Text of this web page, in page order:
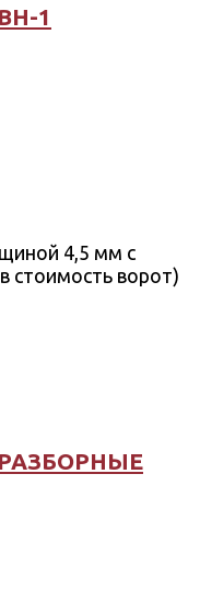
1
4,5 мм с
стоимость ворот)